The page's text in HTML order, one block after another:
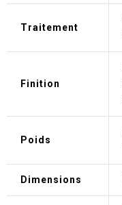
Traitement
Finition
Poids
Dimensions